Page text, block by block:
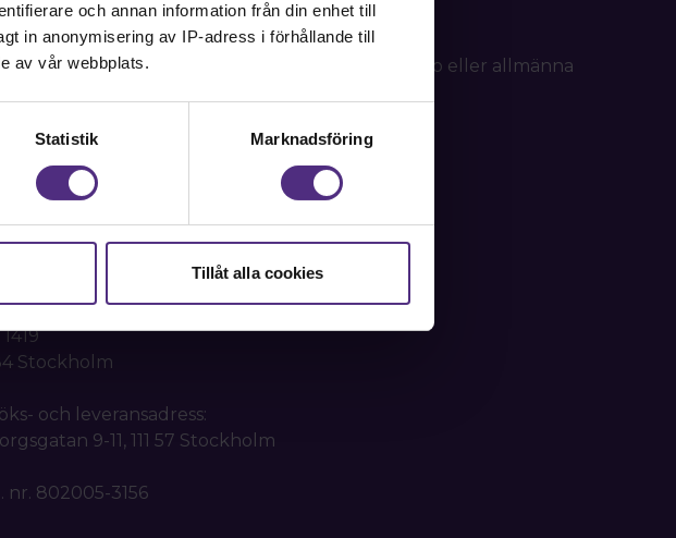
och annan information från din enhet till
in anonymisering av IP-adress i förhållande till
av vår webbplats.
Statistik Marknadsföring
Tillåt alla cookies
oss på SRAT med frågor om ditt medlemskap eller allmänna
442 44 60
oss
Stockholm
och leveransadress:
9-11, 111 57 Stockholm
nr. 802005-3156